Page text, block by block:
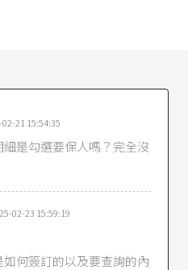
人申請訂立保險契約，並
人或被保險人，對於保險
保險契約失其效力。」
利益之人。」
21 15:54:35
是勾選要保人嗎？完全沒
02-23 15:59:19
何簽訂的以及要查詢的內